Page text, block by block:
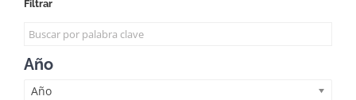
Filtrar
Año
Año